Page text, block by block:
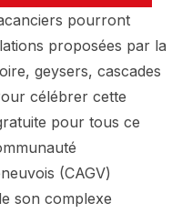
pourront
proposées par la
geysers, cascades
célébrer cette
pour tous ce
(CAGV)
son complexe